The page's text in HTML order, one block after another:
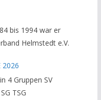
Zuletzt war er
im Kreisverband. Im
bis 1994 war er
Helmstedt e.V.
2026
4 Gruppen SV
TSG